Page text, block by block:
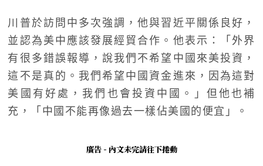
川普於訪問中多次強調，他與習近平關係良好，
並認為美中應該發展經貿合作。他表示：「外界
有很多錯誤報導，說我們不希望中國來美投資，
這不是真的。我們希望中國資金進來，因為這對
美國有好處，我們也會投資中國。」但他也補
充，「中國不能再像過去一樣佔美國的便宜」。
廣告 - 內文未完請往下捲動